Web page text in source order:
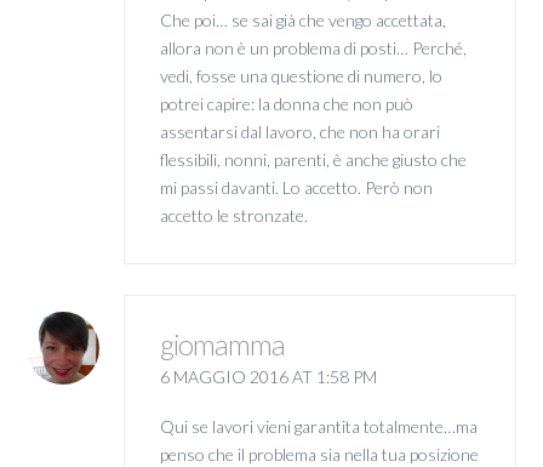
Che poi… se sai già che vengo accettata,
allora non è un problema di posti… Perché,
vedi, fosse una questione di numero, lo
potrei capire: la donna che non può
assentarsi dal lavoro, che non ha orari
flessibili, nonni, parenti, è anche giusto che
mi passi davanti. Lo accetto. Però non
accetto le stronzate.
giomamma
6 MAGGIO 2016 AT 1:58 PM
Qui se lavori vieni garantita totalmente…ma
penso che il problema sia nella tua posizione